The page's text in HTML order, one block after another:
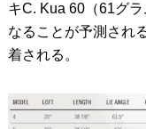
キC. Kua 60（61グ
なることが予測され
着される。